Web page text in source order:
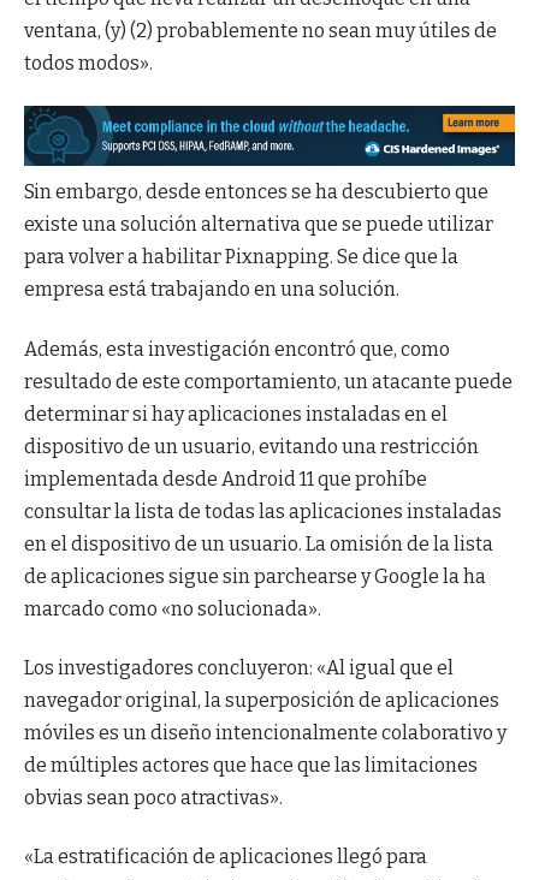
ventana, (y) (2) probablemente no sean muy útiles de
todos modos».
Sin embargo, desde entonces se ha descubierto que
existe una solución alternativa que se puede utilizar
para volver a habilitar Pixnapping. Se dice que la
empresa está trabajando en una solución.
Además, esta investigación encontró que, como
resultado de este comportamiento, un atacante puede
determinar si hay aplicaciones instaladas en el
dispositivo de un usuario, evitando una restricción
implementada desde Android 11 que prohíbe
consultar la lista de todas las aplicaciones instaladas
en el dispositivo de un usuario. La omisión de la lista
de aplicaciones sigue sin parchearse y Google la ha
marcado como «no solucionada».
Los investigadores concluyeron: «Al igual que el
navegador original, la superposición de aplicaciones
móviles es un diseño intencionalmente colaborativo y
de múltiples actores que hace que las limitaciones
obvias sean poco atractivas».
«La estratificación de aplicaciones llegó para